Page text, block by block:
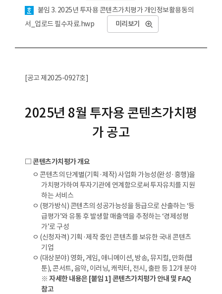
붙임 3. 2025년 투자용 콘텐츠가치평가 개인정보활용동의
서_업로드 필수자료.hwp
미리보기
[공고 제2025-0927호]
2025년 8월 투자용 콘텐츠가치평
가 공고
□ 콘텐츠가치평가 개요
ㅇ 콘텐츠의 단계별(기획·제작) 사업화 가능성(완성·흥행)을
가치평가하여 투자기관에 연계함으로써 투자유치를 지원
하는 서비스
ㅇ (평가방식) 콘텐츠의 성공가능성을 등급으로 산출하는 ‘등
급평가’와 유통 후 발생할 매출액을 추정하는 ‘경제성평
가’로 구성
ㅇ (신청자격) 기획·제작 중인 콘텐츠를 보유한 국내 콘텐츠
기업
ㅇ (대상분야) 영화, 게임, 애니메이션, 방송, 뮤지컬, 만화(웹
툰), 콘서트, 음악, 이러닝, 캐릭터, 전시, 출판 등 12개 분야
※ 자세한 내용은 [붙임 1] 콘텐츠가치평가 안내 및 FAQ
참고